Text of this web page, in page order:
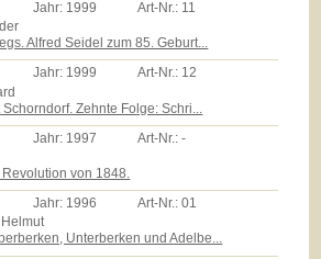
Jahr: 1999 Art-Nr.: 11
Alfred Seidel zum 85. Geburt...
Jahr: 1999 Art-Nr.: 12
Zehnte Folge: Schri...
Jahr: 1997 Art-Nr.:-
von 1848.
Jahr: 1996 Art-Nr.:01
Unterberken und Adelbe...